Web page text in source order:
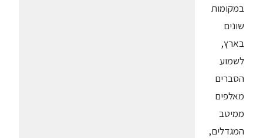
במקומות
שונים
בארץ,
לשמוע
הסברים
מאלפים
ממיטב
המגדלים,